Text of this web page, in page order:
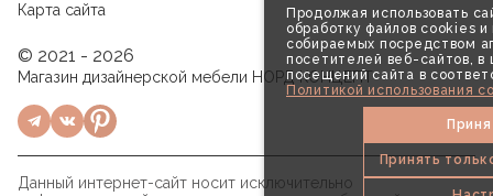
Продолжая использовать
обработку файлов cookies и
собираемых посредством
посетителей веб-сайтов, в
посещений сайта в
Политикой использования
Принять
Карта сайта
© 2021 - 2026
Магазин дизайнерской мебели НОРД КОНЦЕПТ
Данный интернет-сайт носит исключительно